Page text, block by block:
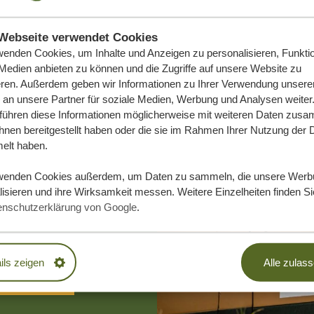
verwendet Cookies
Cookies, um Inhalte und Anzeigen zu personalisieren,
anbieten zu können und die Zugriffe auf unsere Website zu
Außerdem geben wir Informationen zu Ihrer Verwendung
unsere Partner für soziale Medien, Werbung und Analysen
diese Informationen möglicherweise mit weiteren Daten
bereitgestellt haben oder die sie im Rahmen Ihrer Nutzung der
haben.
Cookies außerdem, um Daten zu sammeln, die unsere
und ihre Wirksamkeit messen. Weitere Einzelheiten finden
von Google.
zeigen Alle